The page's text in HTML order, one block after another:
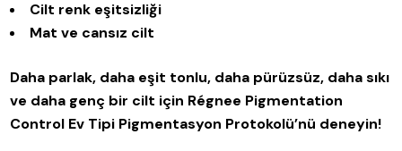
Cilt renk eşitsizliği
Mat ve cansız cilt
Daha parlak, daha eşit tonlu, daha pürüzsüz, daha sıkı
ve daha genç bir cilt için Régnee Pigmentation
Control Ev Tipi Pigmentasyon Protokolü’nü deneyin!